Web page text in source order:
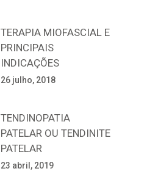
TERAPIA MIOFASCIAL E
PRINCIPAIS
INDICAÇÕES
26 julho, 2018
TENDINOPATIA
PATELAR OU TENDINITE
PATELAR
23 abril, 2019